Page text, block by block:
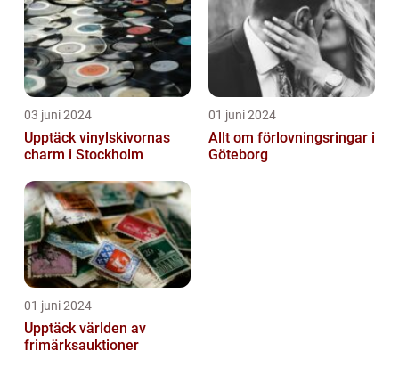
03 juni 2024
Upptäck vinylskivornas
charm i Stockholm
01 juni 2024
Allt om förlovningsringar i
Göteborg
01 juni 2024
Upptäck världen av
frimärksauktioner